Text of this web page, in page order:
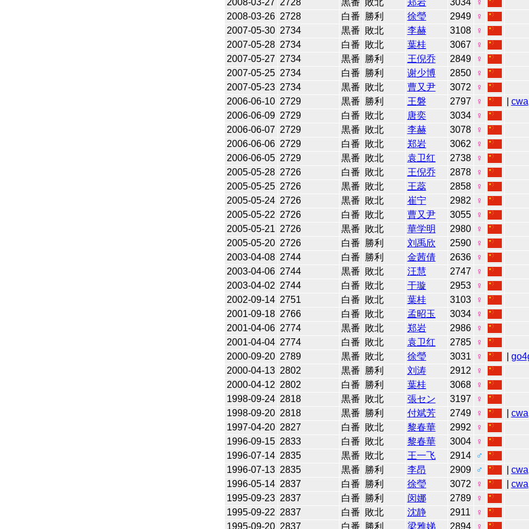
2008-03-26 2728 白番 勝利 徐瑩 2949
♀
2007-05-30 2734 黒番 敗北 李赫 3108
♀
2007-05-28 2734 白番 敗北 葉桂 3067
♀
2007-05-27 2734 黒番 勝利 王倪乔 2849
♀
2007-05-25 2734 白番 勝利 谢少博 2850
♀
2007-05-23 2734 黒番 敗北 曹又尹 3072
♀
2006-06-10 2729 黒番 勝利 王磐 2797 ♀ cwa
2006-06-09 2729 白番 敗北 唐奕 3034
♀
2006-06-07 2729 黒番 敗北 李赫 3078
♀
2006-06-06 2729 白番 敗北 郑岩 3062
♀
2006-06-05 2729 黒番 敗北 袁卫红 2738
♀
2005-05-28 2726 白番 敗北 王倪乔 2878
♀
2005-05-25 2726 黒番 敗北 王蕊 2858
♀
2005-05-24 2726 黒番 敗北 崔宁 2982
♀
2005-05-22 2726 白番 敗北 曹又尹 3055
♀
2005-05-21 2726 黒番 敗北 華学明 2980
♀
2005-05-20 2726 白番 勝利 刘禹欣 2590
♀
2003-04-08 2744 白番 勝利 金茜倩 2636
♀
2003-04-06 2744 黒番 敗北 汪慧 2747
♀
2003-04-02 2744 白番 敗北 于璇 2953
♀
2002-09-14 2751 白番 敗北 葉桂 3103
♀
2001-09-18 2766 白番 敗北 孟昭玉 3034
♀
2001-04-06 2774 黒番 敗北 郑岩 2986
♀
2001-04-04 2774 白番 敗北 袁卫红 2785
♀
2000-09-20 2789 黒番 敗北 徐瑩 3031 ♀
2000-04-13 2802 黒番 勝利 刘涛 2912
♀
2000-04-12 2802 白番 勝利 葉桂 3068
♀
1998-09-24 2818 黒番 敗北 張セン 3197
♀
1998-09-20 2818 黒番 勝利 付斌芳 2749 ♀ cwa
1997-04-20 2827 白番 敗北 黎春華 2992
♀
1996-09-15 2833 白番 敗北 黎春華 3004
♀
1996-07-14 2835 黒番 敗北 王一飞 2914
♂
1996-07-13 2835 黒番 勝利 李昂 2909 ♂ cwa
1996-05-14 2837 白番 勝利 徐瑩 3072 ♀ cwa
1995-09-23 2837 白番 勝利 闵娜 2789
♀
1995-09-22 2837 白番 敗北 沈静 2911
♀
1995-09-20 2837 白番 勝利 梁雅娣 2894 ♀